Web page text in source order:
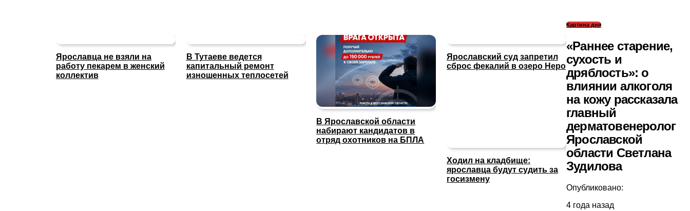
Ярославца не взяли на
работу пекарем в женский
коллектив
В Тутаеве ведется
капитальный ремонт
изношенных теплосетей
В Ярославской области
набирают кандидатов в
отряд охотников на БПЛА
Ярославский суд запретил
сброс фекалий в озеро Неро
Ходил на кладбище:
ярославца будут судить за
госизмену
Картина дня
«Раннее старение,
сухость и
дряблость»: о
влиянии алкоголя
на кожу рассказала
главный
дерматовенеролог
Ярославской
области Светлана
Зудилова
Опубликовано:
4 года назад